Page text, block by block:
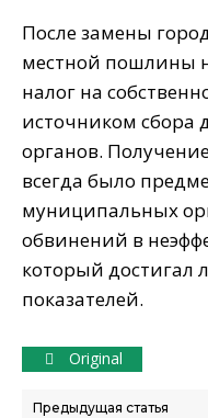
После замены
местной пошлины
налог на
источником сбора
органов.
всегда было
муниципальных
обвинений в
который достигал
показателей.
Original
Предыдущая статья